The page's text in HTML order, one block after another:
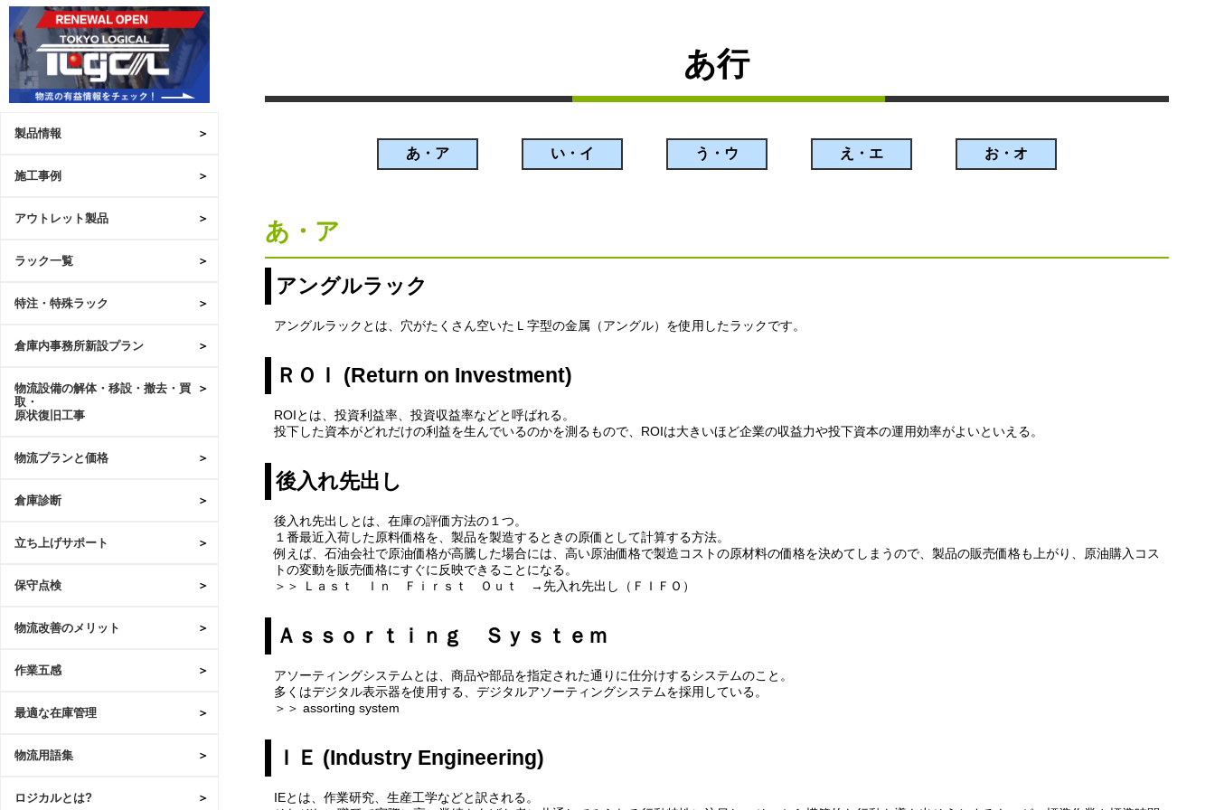
製品情報
施工事例
アウトレット製品
ラック一覧
特注・特殊ラック
倉庫内事務所新設プラン
物流設備の解体・移設・撤去・買
取・
原状復旧工事
物流プランと価格
倉庫診断
立ち上げサポート
保守点検
物流改善のメリット
作業五感
最適な在庫管理
物流用語集
ロジカルとは?
あ行
あ・ア い・イ う・ウ え・エ お・オ
あ・ア
アングルラック
アングルラックとは、穴がたくさん空いたＬ字型の金属（アングル）を使用したラックです。
ＲＯＩ (Return on Investment)
ROIとは、投資利益率、投資収益率などと呼ばれる。
投下した資本がどれだけの利益を生んでいるのかを測るもので、ROIは大きいほど企業の収益力や投下資本の運用効率がよいといえる。
後入れ先出し
後入れ先出しとは、在庫の評価方法の１つ。
１番最近入荷した原料価格を、製品を製造するときの原価として計算する方法。
例えば、石油会社で原油価格が高騰した場合には、高い原油価格で製造コストの原材料の価格を決めてしまうので、製品の販売価格も上がり、原油購入コス
トの変動を販売価格にすぐに反映できることになる。
＞＞ Ｌａｓｔ Ｉｎ Ｆｉｒｓｔ Ｏｕｔ →先入れ先出し（ＦＩＦＯ）
Ａｓｓｏｒｔｉｎｇ Ｓｙｓｔｅｍ
アソーティングシステムとは、商品や部品を指定された通りに仕分けするシステムのこと。
多くはデジタル表示器を使用する、デジタルアソーティングシステムを採用している。
＞＞ assorting system
ＩＥ (Industry Engineering)
IEとは、作業研究、生産工学などと訳される。